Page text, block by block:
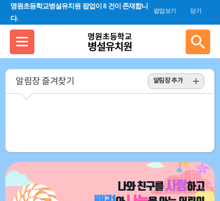
명원초등학교병설유치원 팝업이 8 건이 존재합니
다.
팝업보기 닫기
합
검
색
알림장 즐겨찾기 알림장 추가